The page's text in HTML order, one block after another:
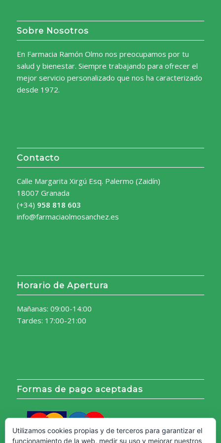
Sobre Nosotros
En Farmacia Ramón Olmo nos preocupamos por tu
salud y bienestar. Siempre trabajando para ofrecer el
mejor servicio personalizado que nos ha caracterizado
desde 1972.
Contacto
Calle Margarita Xirgú Esq. Palermo (Zaidín)
18007 Granada
(+34) 958 818 603
info@farmaciaolmosanchez.es
Horario de Apertura
Mañanas: 09:00-14:00
Tardes: 17:00-21:00
Formas de pago aceptadas
Utilizamos cookies propias y de terceros para garantizar el
funcionamiento de la web, medir su uso y mejorar nuestros